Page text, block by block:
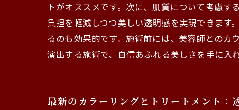
トがオススメです。次に、肌質について考慮
負担を軽減しつつ美しい透明感を実現できます
るのも効果的です。施術前には、美容師との
演出する施術で、自信あふれる美しさを手に入
最新のカラーリングとトリートメント：